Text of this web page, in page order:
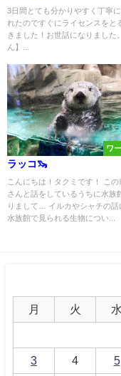
3日間とても分かりやすく丁寧に
れたのですぐにライセンスをと
きました！お世話になりました
ん】...
ワ
ラッコ🦦
こんにちは！タクミです！ この
さんと話をしているうちに水族
りまして… イルカやシャチの話
水族館で見られる生物につい...
月 火 水
3 4 5